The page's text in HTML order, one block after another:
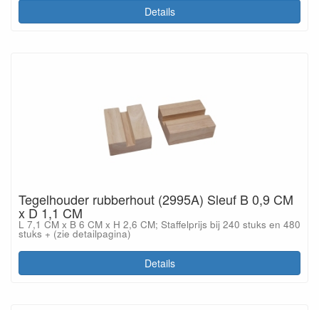
Details
Tegelhouder rubberhout (2995A) Sleuf B 0,9 CM
x D 1,1 CM
L 7,1 CM x B 6 CM x H 2,6 CM; Staffelprijs bij 240 stuks en 480
stuks + (zie detailpagina)
Details